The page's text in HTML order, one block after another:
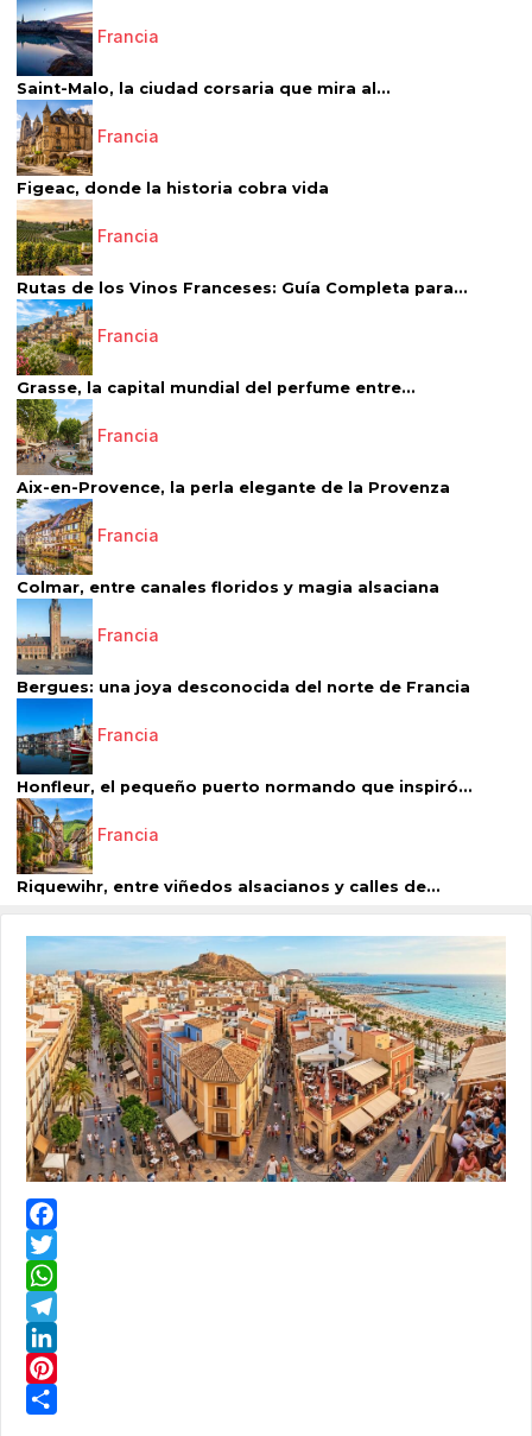
Francia
Saint-Malo, la ciudad corsaria que mira al...
Francia
Figeac, donde la historia cobra vida
Francia
Rutas de los Vinos Franceses: Guía Completa para...
Francia
Grasse, la capital mundial del perfume entre...
Francia
Aix-en-Provence, la perla elegante de la Provenza
Francia
Colmar, entre canales floridos y magia alsaciana
Francia
Bergues: una joya desconocida del norte de Francia
Francia
Honfleur, el pequeño puerto normando que inspiró...
Francia
Riquewihr, entre viñedos alsacianos y calles de...
Facebook
Twitter
WhatsApp
Telegram
LinkedIn
Pinterest